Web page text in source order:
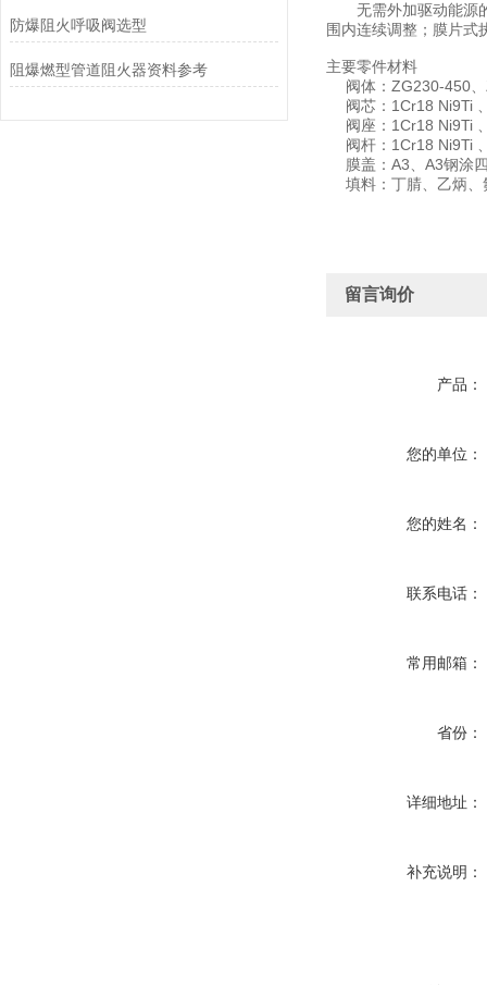
防爆阻火呼吸阀选型
阻爆燃型管道阻火器资料参考
无需外加驱动能源的
围内连续调整；膜片式
主要零件材料
阀体：ZG230-450、
阀芯：1Cr18 Ni9Ti
阀座：1Cr18 Ni9Ti
阀杆：1Cr18 Ni9Ti
膜盖：A3、A3钢涂
填料：丁腈、乙炳、
留言询价
产品：
您的单位：
您的姓名：
联系电话：
常用邮箱：
省份：
详细地址：
补充说明：